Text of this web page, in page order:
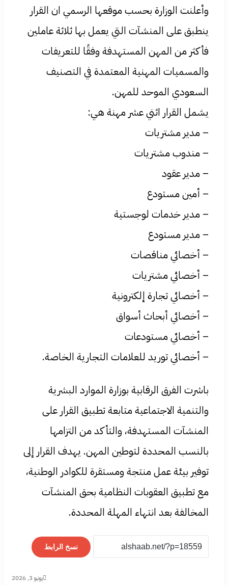
وأعلنت الوزارة بحسب موقعها الرسمي ان القرار
ينطبق على المنشآت التي يعمل بها ثلاثة عاملين
فأكثر من المهن المستهدفة وفقًا للتعريفات
والمسميات المهنية المعتمدة في التصنيف
السعودي الموحد للمهن.
يشمل القرار اثني عشر مهنة هي:
– مدير مشتريات
– مندوب مشتريات
– مدير عقود
– أمين مستودع
– مدير خدمات لوجستية
– مدير مستودع
– أخصائي مناقصات
– أخصائي مشتريات
– أخصائي تجارة إلكترونية
– أخصائي أبحاث أسواق
– أخصائي مستودعات
– أخصائي توريد للعلامات التجارية الخاصة.
باشرت الفرق الرقابية بوزارة الموارد البشرية
والتنمية الاجتماعية متابعة تطبيق القرار على
المنشآت المستهدفة، والتأكد من التزامها
بالنسب المحددة لتوطين المهن. يهدف القرار إلى
توفير بيئة عمل منتجة ومستقرة للكوادر الوطنية،
مع تطبيق العقوبات النظامية بحق المنشآت
المخالفة بعد انتهاء المهلة المحددة.
نسخ الرابط
يونيو 3, 2026